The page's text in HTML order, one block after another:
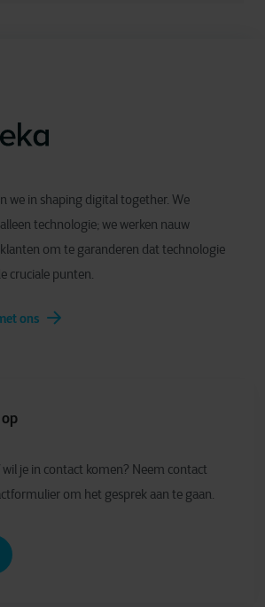
we in shaping digital together. We
technologie; we werken nauw
om te garanderen dat technologie
cruciale punten.
ons
wil je in contact komen? Neem contact
om het gesprek aan te gaan.